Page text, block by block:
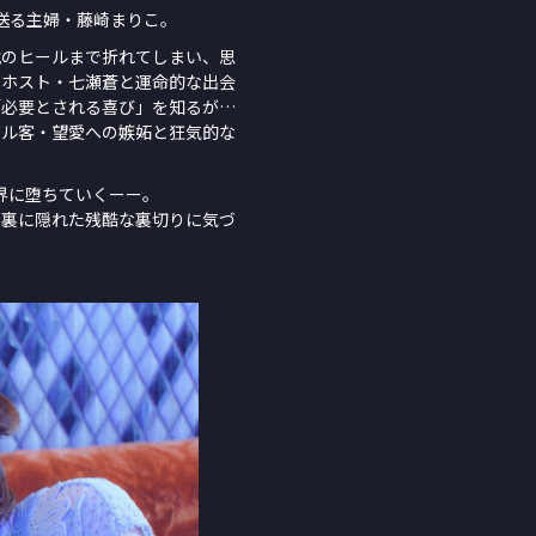
主婦・藤崎まりこ。
ヒールまで折れてしまい、思
スト・七瀬蒼と運命的な出会
要とされる喜び」を知るが…
客・望愛への嫉妬と狂気的な
堕ちていくーー。
に隠れた残酷な裏切りに気づ